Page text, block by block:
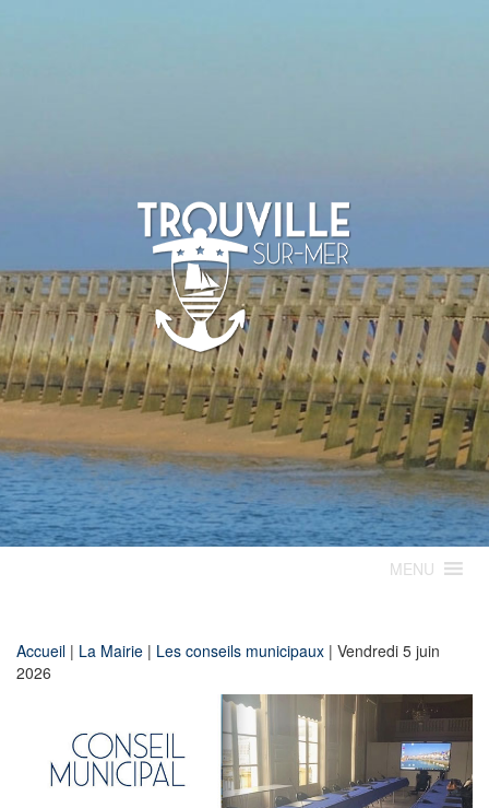
TROUVILLE-
SUR-MER
MENU
Accueil | La Mairie | Les conseils municipaux | Vendredi 5 juin
2026